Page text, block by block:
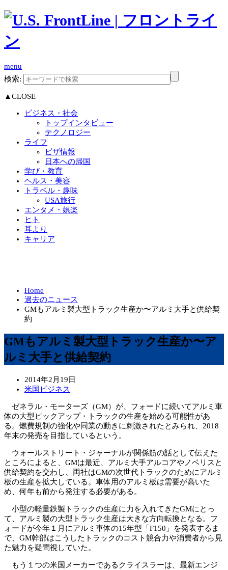
menu
検索:
▲CLOSE
ビジネス・社会
トップインタビュー
テクノロジー
ライフ
ビザ情報
日本への帰国
学び・教育
ヘルス・美容
トラベル・趣味
USA旅行
エンタメ・娯楽
ヒト
耳より
キャリア
Home
過去のニュース
GMもアルミ製大型トラック生産か〜アルミ大手と供給契
約
GMもアルミ製大型トラック生産か〜ア
ルミ大手と供給契約
2014年2月19日
米国ビジネス
ゼネラル・モーターズ（GM）が、フォードに続いてアルミ車
体の大型ピックアップ・トラックの生産を始める可能性があ
る。燃費規制の強化や同業の動きに刺激されたとみられ、2018
年末の発売を目指しているという。
ウォールストリート・ジャーナルが関係筋の話として伝えた
ところによると、GMは最近、アルミ大手アルコアやノベリスと
供給契約を交わし、両社はGMの次世代トラックのためにアルミ
板の生産を拡大している。車体用のアルミ板は需要が高いた
め、何年も前から発注する必要がある。
小型の軽量鉄製トラックの生産に力を入れてきたGMにとっ
て、アルミ製の大型トラック生産は大きな方向転換となる。フ
ォードが今年１月にアルミ車体の15年型「F150」を発表するま
で、GM幹部はこうしたトラックのコスト競合力や消費者から見
た魅力を疑問視していた。
もう１つの米国メーカーであるクライスラーは、最新エンジ